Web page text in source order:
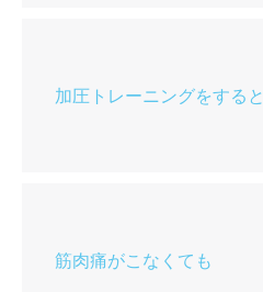
加圧トレーニングをすると
筋肉痛がこなくても